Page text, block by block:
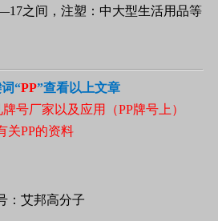
17之间，注塑：中大型生活用品等
“PP”查看以上文章
关PP的资料
：艾邦高分子